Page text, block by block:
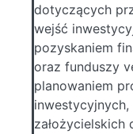
dotyczących
wejść
pozyskaniem
oraz funduszy
planowaniem
założycielskich